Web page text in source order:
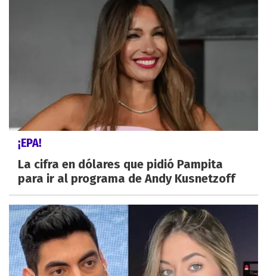
¡EPA!
La cifra en dólares que pidió Pampita
para ir al programa de Andy Kusnetzoff